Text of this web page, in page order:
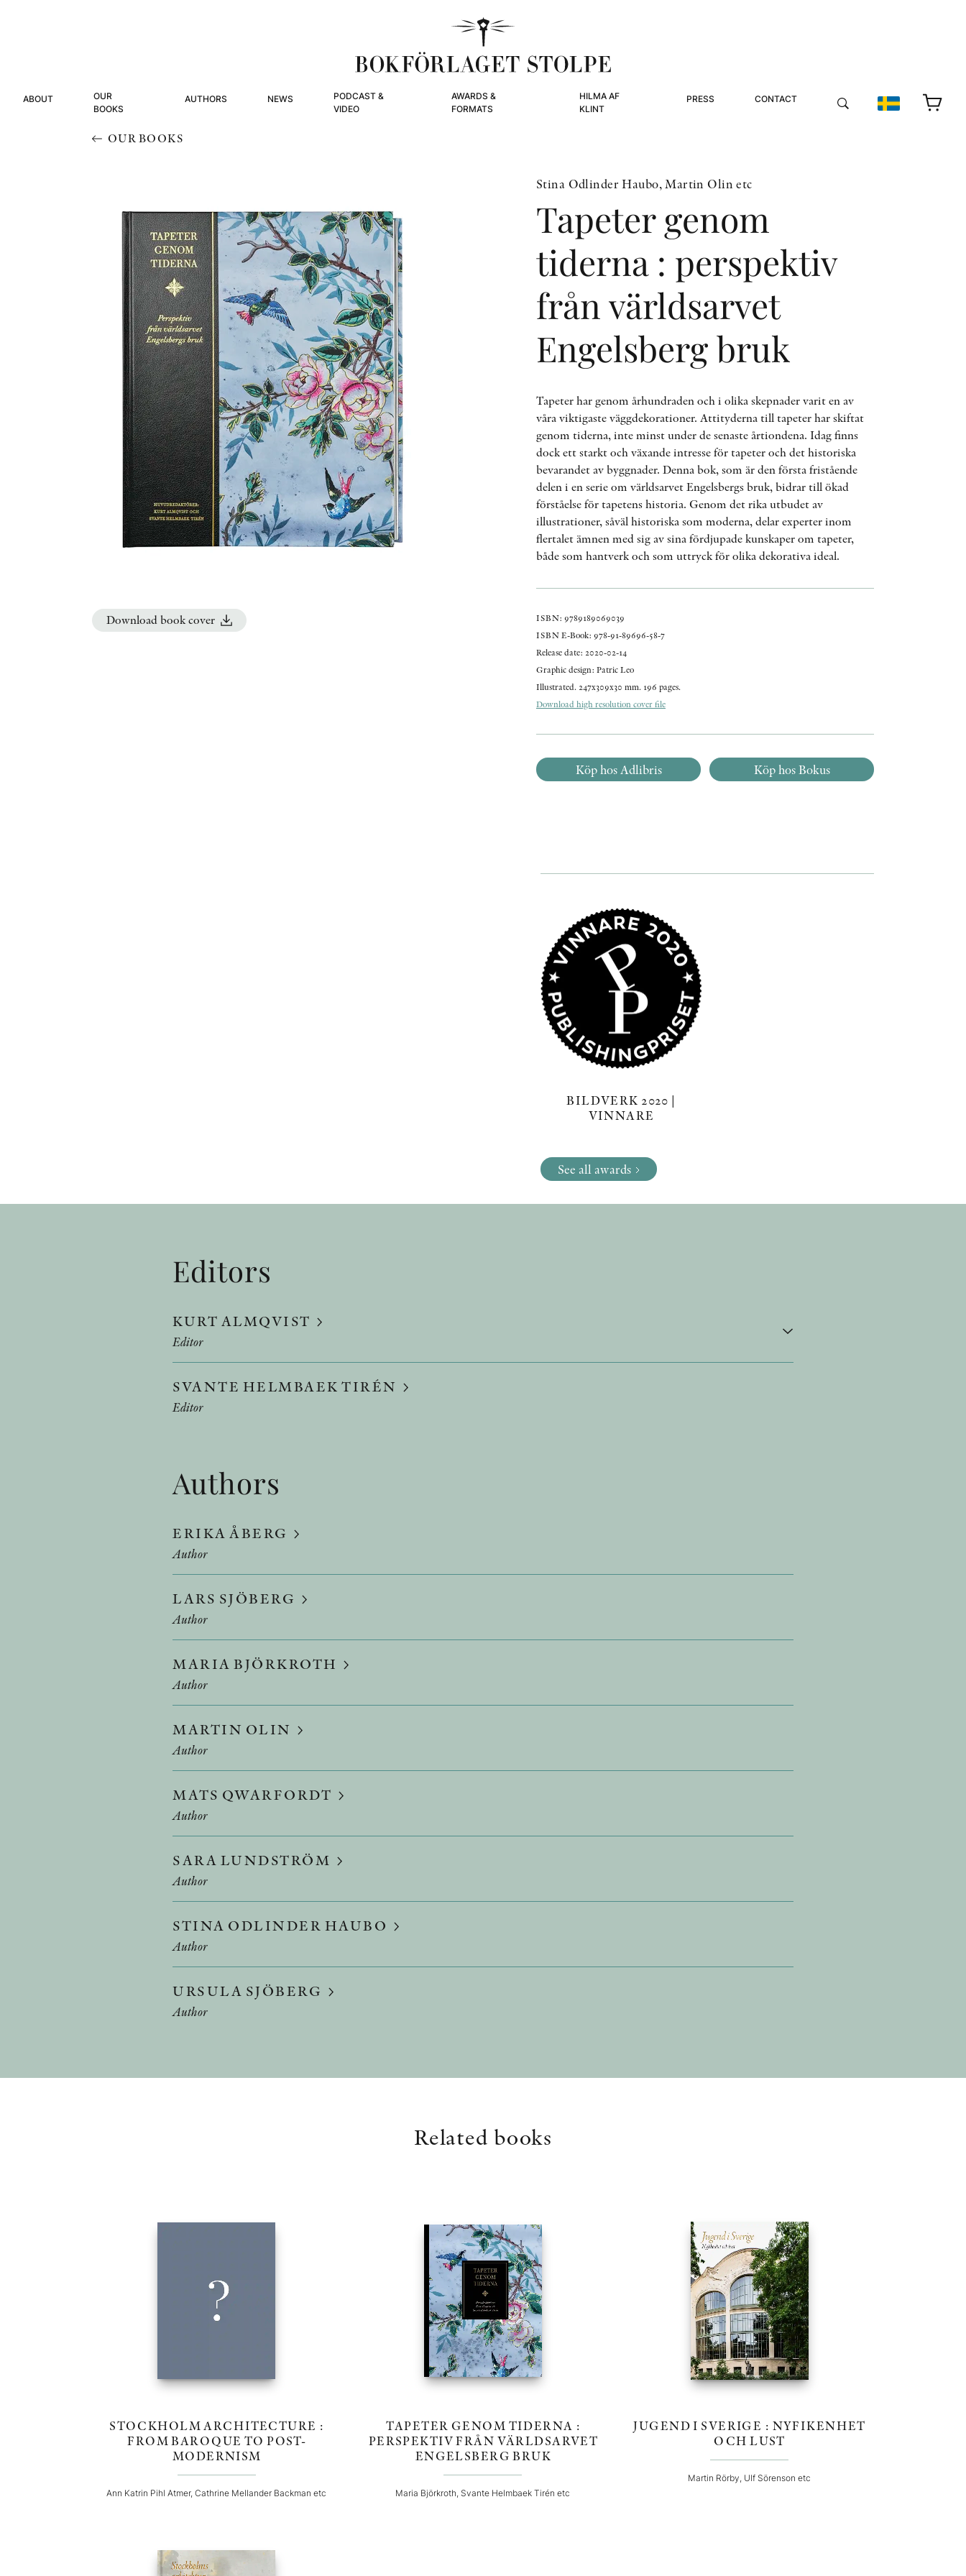
ABOUT
OUR
BOOKS
AUTHORS NEWS
PODCAST &
VIDEO
AWARDS &
FORMATS
HILMA AF
KLINT
PRESS CONTACT
OUR BOOKS
Download book cover
Stina Odlinder Haubo, Martin Olin etc
Tapeter genom
tiderna : perspektiv
från världsarvet
Engelsberg bruk
Tapeter har genom århundraden och i olika skepnader varit en av
våra viktigaste väggdekorationer. Attityderna till tapeter har skiftat
genom tiderna, inte minst under de senaste årtiondena. Idag finns
dock ett starkt och växande intresse för tapeter och det historiska
bevarandet av byggnader. Denna bok, som är den första fristående
delen i en serie om världsarvet Engelsbergs bruk, bidrar till ökad
förståelse för tapetens historia. Genom det rika utbudet av
illustrationer, såväl historiska som moderna, delar experter inom
flertalet ämnen med sig av sina fördjupade kunskaper om tapeter,
både som hantverk och som uttryck för olika dekorativa ideal.
ISBN: 9789189069039
ISBN E-Book: 978-91-89696-58-7
Release date: 2020-02-14
Graphic design: Patric Leo
Illustrated. 247x309x30 mm. 196 pages.
Download high resolution cover file
Köp hos Adlibris Köp hos Bokus
BILDVERK 2020 |
VINNARE
See all awards
Editors
KURT ALMQVIST
Editor
SVANTE HELMBAEK TIRÉN
Editor
Authors
ERIKA ÅBERG
Author
LARS SJÖBERG
Author
MARIA BJÖRKROTH
Author
MARTIN OLIN
Author
MATS QWARFORDT
Author
SARA LUNDSTRÖM
Author
STINA ODLINDER HAUBO
Author
URSULA SJÖBERG
Author
Related books
STOCKHOLM ARCHITECTURE :
FROM BAROQUE TO POST-
MODERNISM
Ann Katrin Pihl Atmer, Cathrine Mellander Backman etc
TAPETER GENOM TIDERNA :
PERSPEKTIV FRÅN VÄRLDSARVET
ENGELSBERG BRUK
Maria Björkroth, Svante Helmbaek Tirén etc
JUGEND I SVERIGE : NYFIKENHET
OCH LUST
Martin Rörby, Ulf Sörenson etc